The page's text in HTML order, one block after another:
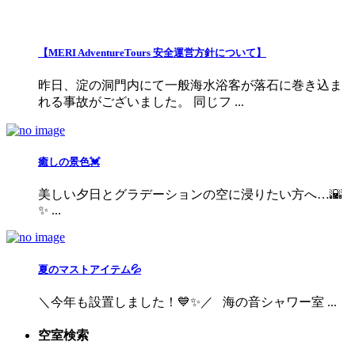
【MERI AdventureTours 安全運営方針について】
昨日、淀の洞門内にて一般海水浴客が落石に巻き込ま
れる事故がございました。 同じフ ...
癒しの景色💓
美しい夕日とグラデーションの空に浸りたい方へ…🌇
✨ ...
夏のマストアイテム💦
＼今年も設置しました！💙✨／ 海の音シャワー室 ...
空室検索